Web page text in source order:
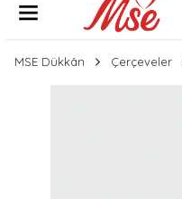
MSE Dükkân Çerçeveler